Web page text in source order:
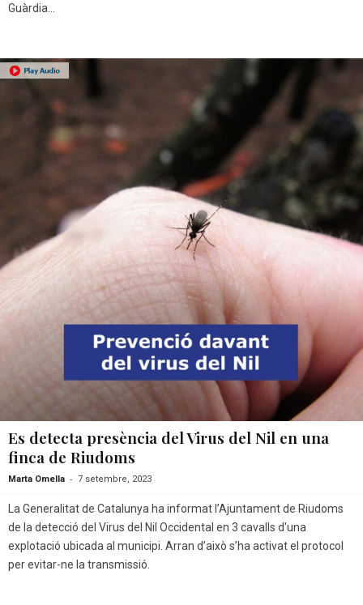
Guàrdia...
Es detecta presència del Virus del Nil en una
finca de Riudoms
Marta Omella - 7 setembre, 2023
La Generalitat de Catalunya ha informat l’Ajuntament de Riudoms
de la detecció del Virus del Nil Occidental en 3 cavalls d'una
explotació ubicada al municipi. Arran d’això s’ha activat el protocol
per evitar-ne la transmissió.